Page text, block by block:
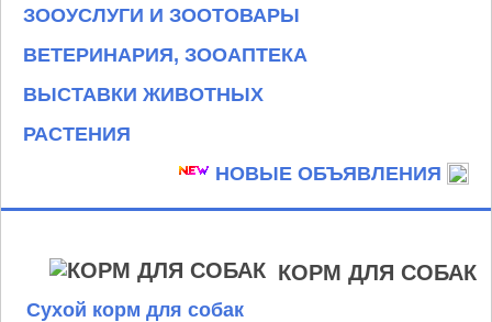
ЗООУСЛУГИ И ЗООТОВАРЫ
ВЕТЕРИНАРИЯ, ЗООАПТЕКА
ВЫСТАВКИ ЖИВОТНЫХ
РАСТЕНИЯ
НОВЫЕ ОБЪЯВЛЕНИЯ
КОРМ ДЛЯ СОБАК
Сухой корм для собак